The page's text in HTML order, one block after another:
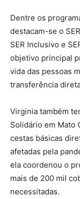
Dentre os
destacam-se o
SER Inclusivo e
objetivo principal
vida das pessoas
transferência
Virginia também
Solidário em Mato
cestas básicas
afetadas pela
ela coordenou o
mais de 200 mil
necessitadas.